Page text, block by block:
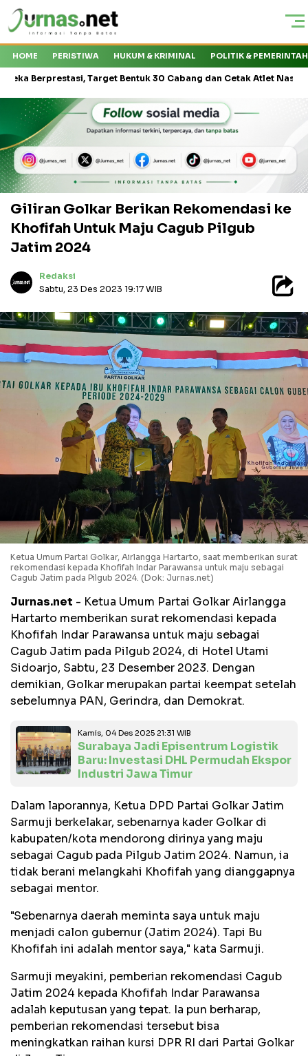
HOME PERISTIWA HUKUM & KRIMINAL POLITIK &
Target Bentuk 30 Cabang dan Cetak Atlet Nasional
Giliran Golkar Berikan Rekomendasi ke
Khofifah Untuk Maju Cagub Pilgub
Jatim 2024
Redaksi
Sabtu, 23 Des 2023 19:17 WIB
Ketua Umum Partai Golkar, Airlangga Hartarto, saat memberikan surat
rekomendasi kepada Khofifah Indar Parawansa untuk maju sebagai
Cagub Jatim pada Pilgub 2024. (Dok: Jurnas.net)
Jurnas.net - Ketua Umum Partai Golkar Airlangga
Hartarto memberikan surat rekomendasi kepada
Khofifah Indar Parawansa untuk maju sebagai
Cagub Jatim pada Pilgub 2024, di Hotel Utami
Sidoarjo, Sabtu, 23 Desember 2023. Dengan
demikian, Golkar merupakan partai keempat setelah
sebelumnya PAN, Gerindra, dan Demokrat.
Kamis, 04 Des 2025 21:31 WIB
Surabaya Jadi Episentrum Logistik
Baru: Investasi DHL Permudah Ekspor
Industri Jawa Timur
Dalam laporannya, Ketua DPD Partai Golkar Jatim
Sarmuji berkelakar, sebenarnya kader Golkar di
kabupaten/kota mendorong dirinya yang maju
sebagai Cagub pada Pilgub Jatim 2024. Namun, ia
tidak berani melangkahi Khofifah yang dianggapnya
sebagai mentor.
"Sebenarnya daerah meminta saya untuk maju
menjadi calon gubernur (Jatim 2024). Tapi Bu
Khofifah ini adalah mentor saya," kata Sarmuji.
Sarmuji meyakini, pemberian rekomendasi Cagub
Jatim 2024 kepada Khofifah Indar Parawansa
adalah keputusan yang tepat. Ia pun berharap,
pemberian rekomendasi tersebut bisa
meningkatkan raihan kursi DPR RI dari Partai Golkar